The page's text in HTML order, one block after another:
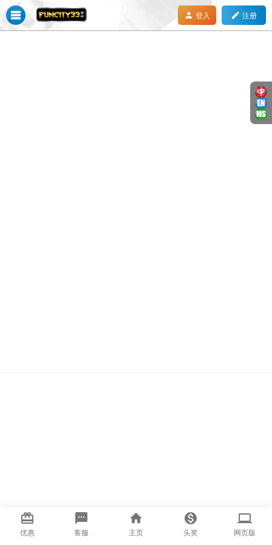
person 登入 mode_edit 注册
card_giftcard
优惠
textsms
客服
home
主页
monetization_on
头奖
computer
网页版